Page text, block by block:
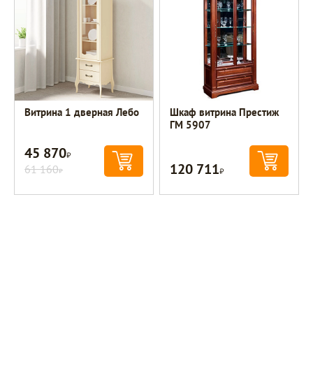
Витрина 1 дверная Лебо
45 870Р
61 160Р
Шкаф витрина Престиж
ГМ 5907
120 711Р